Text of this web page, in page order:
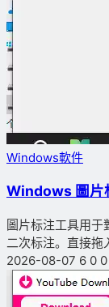
Windows軟件
Windows 圖片
圖片标注工具用
二次标注。直接拖
2026-08-07 6 0 0